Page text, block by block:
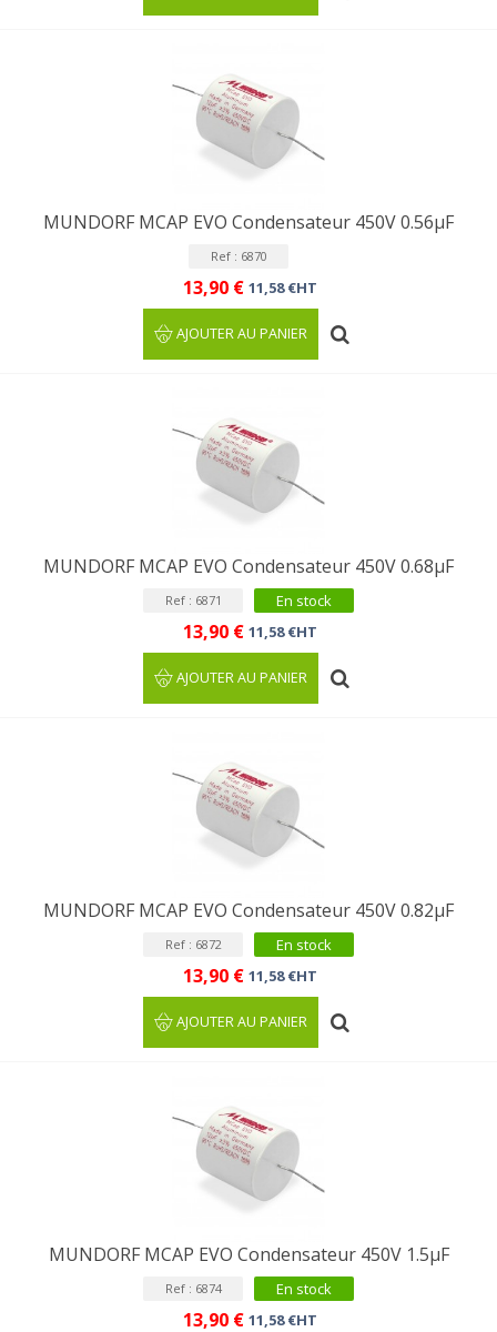
MUNDORF MCAP EVO Condensateur 450V 0.56µF
Ref : 6870
13,90 € 11,58 €HT
AJOUTER AU PANIER
MUNDORF MCAP EVO Condensateur 450V 0.68µF
Ref : 6871 En stock
13,90 € 11,58 €HT
AJOUTER AU PANIER
MUNDORF MCAP EVO Condensateur 450V 0.82µF
Ref : 6872 En stock
13,90 € 11,58 €HT
AJOUTER AU PANIER
MUNDORF MCAP EVO Condensateur 450V 1.5µF
Ref : 6874 En stock
13,90 € 11,58 €HT